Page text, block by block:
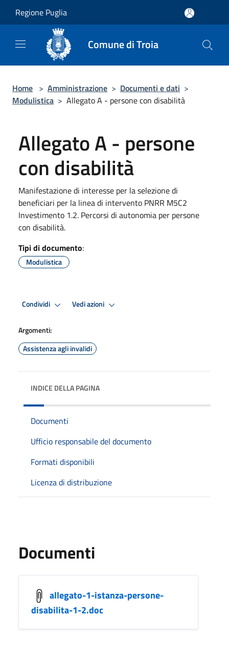
Regione Puglia
Comune di Troia
Home > Amministrazione > Documenti e dati >
Modulistica > Allegato A - persone con disabilità
Allegato A - persone
con disabilità
Manifestazione di interesse per la selezione di
beneficiari per la linea di intervento PNRR M5C2
Investimento 1.2. Percorsi di autonomia per persone
con disabilità.
Tipi di documento:
Modulistica
Condividi Vedi azioni
Argomenti:
Assistenza agli invalidi
INDICE DELLA PAGINA
Documenti
Ufficio responsabile del documento
Formati disponibili
Licenza di distribuzione
Documenti
allegato-1-istanza-persone-
disabilita-1-2.doc